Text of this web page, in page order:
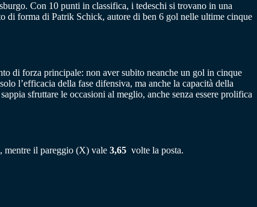
Con 10 punti in classifica, i tedeschi si trovano in una
di forma di Patrik Schick, autore di ben 6 gol nelle ultime cinque
di forza principale: non aver subito neanche un gol in cinque
l’efficacia della fase difensiva, ma anche la capacità della
sfruttare le occasioni al meglio, anche senza essere prolifica
, mentre il pareggio (X) vale 3,65 volte la posta.